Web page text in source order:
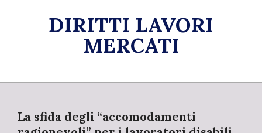
DIRITTI LAVORI
MERCATI
Primary
MenuLa sfida degli “accomodamenti